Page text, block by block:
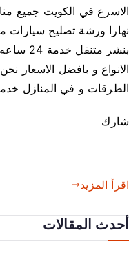
و
ر
ش
ص
ي
ر
الاسرع في الكويت جميع
بنشر
الانواع و بافضل الاسعار
الطرقات و في المنازل
شارك
اقرأ المزيد
أحدث المقالات